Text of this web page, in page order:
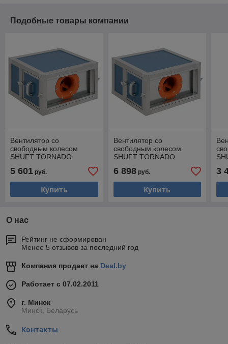
Подобные товары компании
Вентилятор cо
свободным колесом
SHUFT TORNADO
5 601 руб.
Купить
Вентилятор cо
свободным колесом
SHUFT TORNADO
6 898руб.
Купить
3
О нас
Рейтинг не сформирован
Менее 5 отзывов за последний год
Компания продает на Deal.by
Работает с 07.02.2011
г. Минск
Минск, Беларусь
Контакты